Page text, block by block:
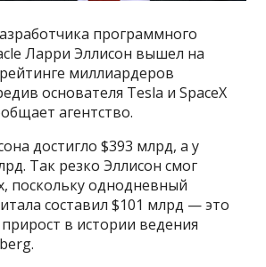
программного
Ларри Эллисон вышел на
миллиардеров
основателя Tesla и SpaceX
агентство.
достигло $393 млрд, а у
Так резко Эллисон смог
поскольку однодневный
составил $101 млрд — это
в истории ведения